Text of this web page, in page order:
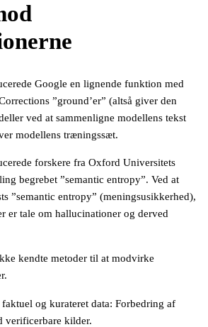
Google en lignende funktion med
”ground’er” (altså giver den
ved at sammenligne modellens tekst
modellens træningssæt.
forskere fra Oxford Universitets
begrebet ”semantic entropy”. Ved at
”semantic entropy” (meningsusikkerhed),
er tale om hallucinationer og derved
kendte metoder til at modvirke
og kurateret data: Forbedring af
verificerbare kilder.